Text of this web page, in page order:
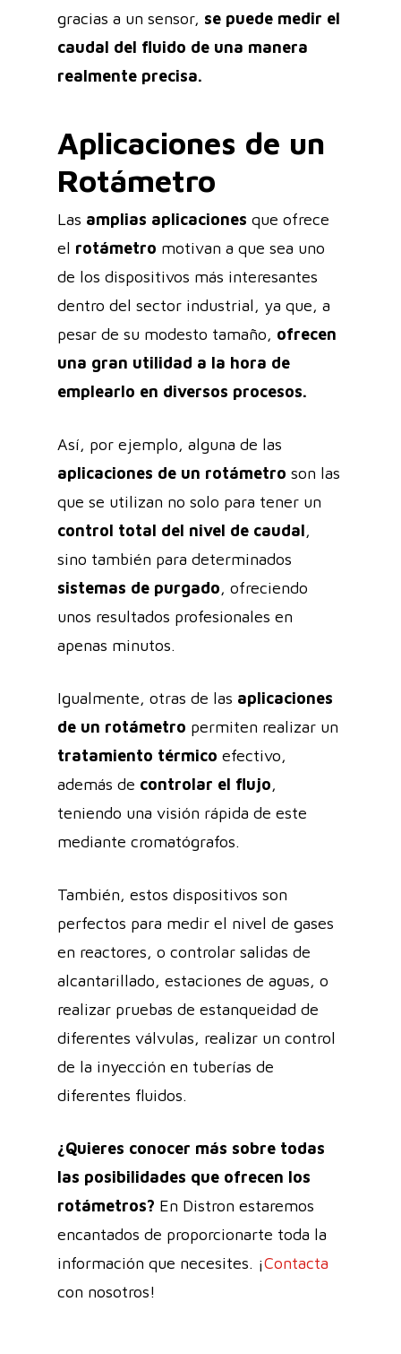
gracias a un sensor, se puede medir el
caudal del fluido de una manera
realmente precisa.
Aplicaciones de un
Rotámetro
Las amplias aplicaciones que ofrece
el rotámetro motivan a que sea uno
de los dispositivos más interesantes
dentro del sector industrial, ya que, a
pesar de su modesto tamaño, ofrecen
una gran utilidad a la hora de
emplearlo en diversos procesos.
Así, por ejemplo, alguna de las
aplicaciones de un rotámetro son las
que se utilizan no solo para tener un
control total del nivel de caudal,
sino también para determinados
sistemas de purgado, ofreciendo
unos resultados profesionales en
apenas minutos.
Igualmente, otras de las aplicaciones
de un rotámetro permiten realizar un
tratamiento térmico efectivo,
además de controlar el flujo,
teniendo una visión rápida de este
mediante cromatógrafos.
También, estos dispositivos son
perfectos para medir el nivel de gases
en reactores, o controlar salidas de
alcantarillado, estaciones de aguas, o
realizar pruebas de estanqueidad de
diferentes válvulas, realizar un control
de la inyección en tuberías de
diferentes fluidos.
¿Quieres conocer más sobre todas
las posibilidades que ofrecen los
rotámetros? En Distron estaremos
encantados de proporcionarte toda la
información que necesites. ¡Contacta
con nosotros!